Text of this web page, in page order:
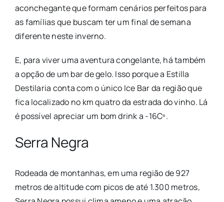
aconchegante que formam cenários perfeitos para
as famílias que buscam ter um final de semana
diferente neste inverno.
E, para viver uma aventura congelante, há também
a opção de um bar de gelo. Isso porque a Estilla
Destilaria conta com o único Ice Bar da região que
fica localizado no km quatro da estrada do vinho. Lá
é possível apreciar um bom drink a -16Cº.
Serra Negra
Rodeada de montanhas, em uma região de 927
metros de altitude com picos de até 1.300 metros,